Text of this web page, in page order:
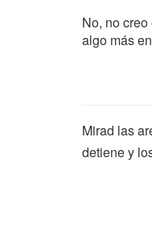
No, no
algo más
Mirad las
detiene y